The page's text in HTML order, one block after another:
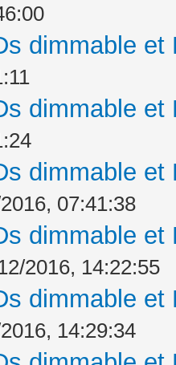
dimmable
dimmable
dimmable
07:41:38
dimmable
2016, 14:22:55
dimmable
14:29:34